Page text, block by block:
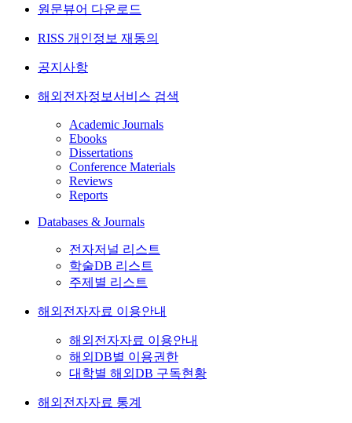
원문뷰어 다운로드
RISS 개인정보 재동의
공지사항
해외전자정보서비스 검색
Academic Journals
Ebooks
Dissertations
Conference Materials
Reviews
Reports
Databases & Journals
전자저널 리스트
학술DB 리스트
주제별 리스트
해외전자자료 이용안내
해외전자자료 이용안내
해외DB별 이용권한
대학별 해외DB 구독현황
해외전자자료 통계